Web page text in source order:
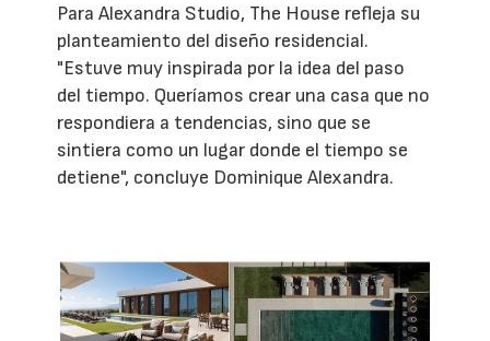
Para Alexandra Studio, The House refleja su
planteamiento del diseño residencial.
"Estuve muy inspirada por la idea del paso
del tiempo. Queríamos crear una casa que no
respondiera a tendencias, sino que se
sintiera como un lugar donde el tiempo se
detiene", concluye Dominique Alexandra.